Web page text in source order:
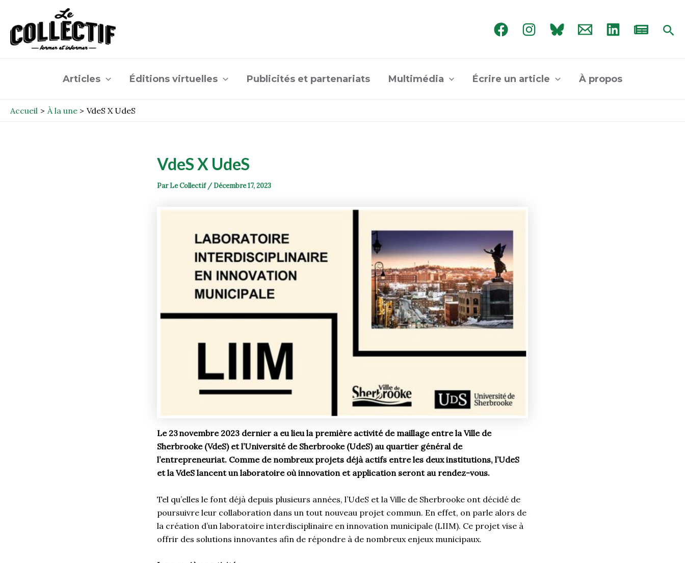
contenu
Articles Éditions virtuelles Publicités et partenariats Multimédia Écrire un article À propos
Accueil À la une VdeS X UdeS
VdeS X UdeS
ParLe Collectif /Décembre 17, 2023
Le 23 novembre 2023 dernier a eu lieu la première activité de maillage entre la Ville de
Sherbrooke (VdeS) et l’Université de Sherbrooke (UdeS) au quartier général de
l’entrepreneuriat. Comme de nombreux projets déjà actifs entre les deux institutions, l’UdeS
et la VdeS lancent un laboratoire où innovation et application seront au rendez-vous.
Tel qu’elles le font déjà depuis plusieurs années, l’UdeS et la Ville de Sherbrooke ont décidé de
poursuivre leur collaboration dans un tout nouveau projet commun. En effet, on parle alors de
la création d’un laboratoire interdisciplinaire en innovation municipale (LIIM). Ce projet vise à
offrir des solutions innovantes afin de répondre à de nombreux enjeux municipaux.